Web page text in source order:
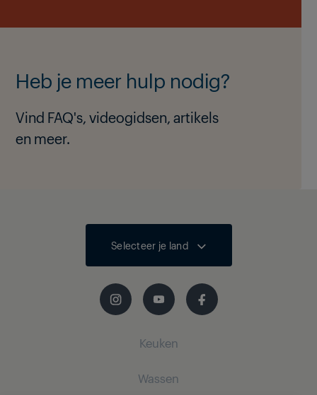
Heb je meer hulp nodig?
Vind FAQ's, videogidsen, artikels
en meer.
Selecteer je land
Keuken
Koeling
Wassen